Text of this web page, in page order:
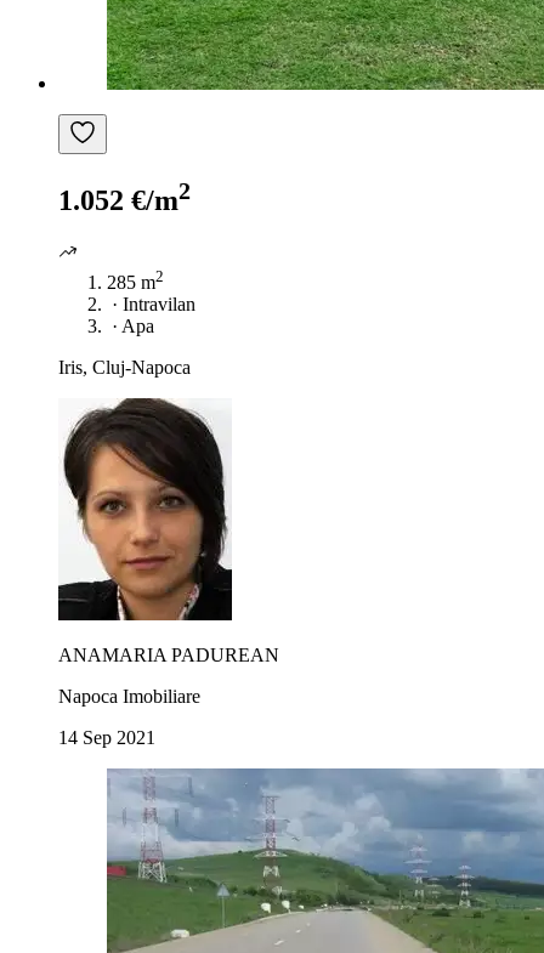
1.052 €/m2
285 m2
· Intravilan
· Apa
Iris, Cluj-Napoca
ANAMARIA PADUREAN
Napoca Imobiliare
14 Sep 2021